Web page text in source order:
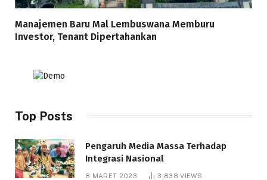
Manajemen Baru Mal Lembuswana Memburu
Investor, Tenant Dipertahankan
Top Posts
Pengaruh Media Massa Terhadap
Integrasi Nasional
8 MARET 2023 3,838VIEWS